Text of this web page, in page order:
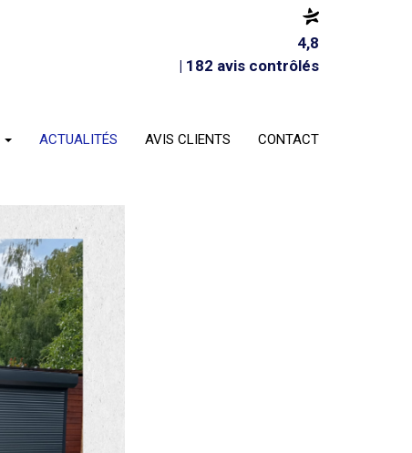
4,8
| 182 avis contrôlés
ACTUALITÉS AVIS CLIENTS CONTACT